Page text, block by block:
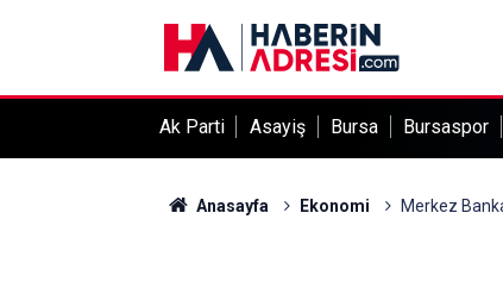
Ak Parti Asayiş Bursa Bursaspor
Anasayfa Ekonomi Merkez